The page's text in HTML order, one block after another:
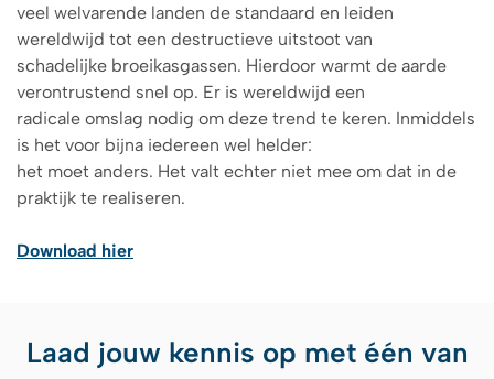
veel welvarende landen de standaard en leiden
wereldwijd tot een destructieve uitstoot van
schadelijke broeikasgassen. Hierdoor warmt de aarde
verontrustend snel op. Er is wereldwijd een
radicale omslag nodig om deze trend te keren. Inmiddels
is het voor bijna iedereen wel helder:
het moet anders. Het valt echter niet mee om dat in de
praktijk te realiseren.
Download hier
Laad jouw kennis op met één van